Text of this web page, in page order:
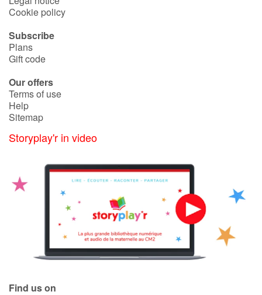
Cookie policy
Subscribe
Plans
Gift code
Our offers
Terms of use
Help
Sitemap
Storyplay'r in video
Find us on